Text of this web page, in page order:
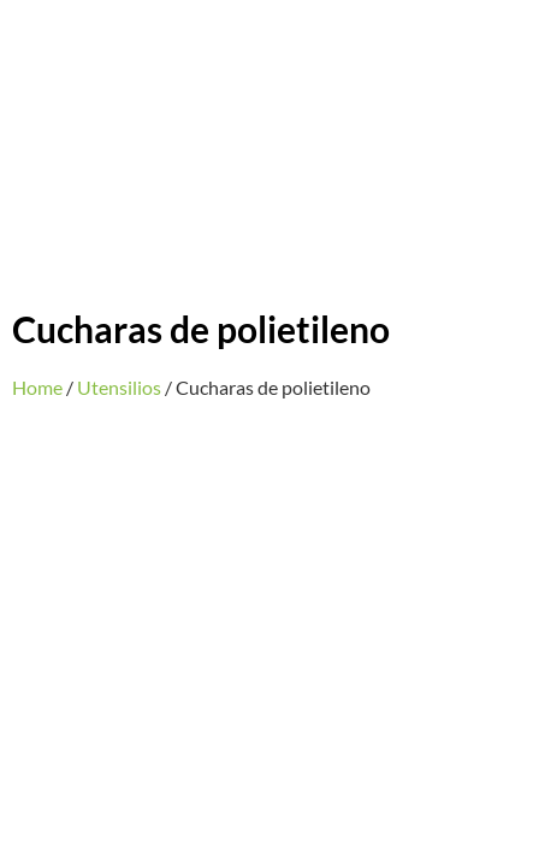
Cucharas de polietileno
Home / Utensilios / Cucharas de polietileno